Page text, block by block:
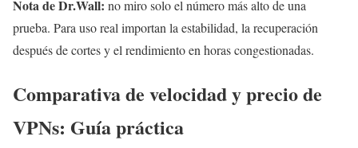
Nota de Dr.Wall: no miro solo el número más alto de una
prueba. Para uso real importan la estabilidad, la recuperación
después de cortes y el rendimiento en horas congestionadas.
Comparativa de velocidad y precio de
VPNs: Guía práctica